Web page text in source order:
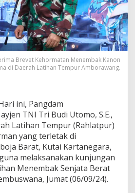
Brevet Kehormatan Menembak Kanon
di Daerah Latihan Tempur Amborawang.
ini, Pangdam
TNI Tri Budi Utomo, S.E.,
Latihan Tempur (Rahlatpur)
yang terletak di
Barat, Kutai Kartanegara,
melaksanakan kunjungan
Menembak Senjata Berat
Jumat (06/09/24).